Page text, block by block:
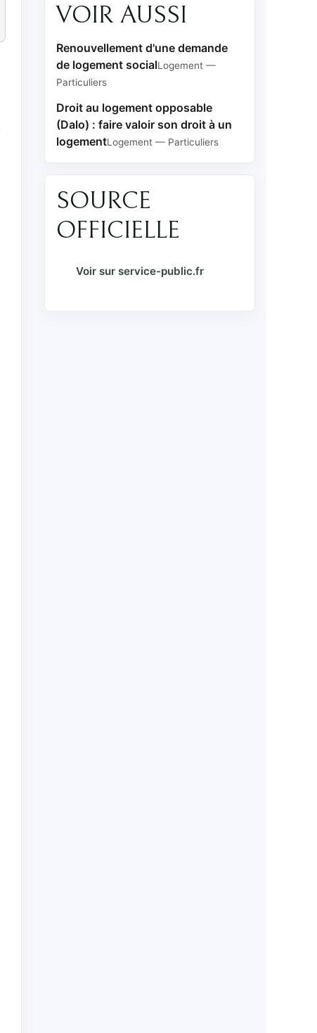
VOIR AUSSI
Renouvellement d'une demande
de logement socialLogement —
Particuliers
Droit au logement opposable
(Dalo) : faire valoir son droit à un
logementLogement — Particuliers
SOURCE
OFFICIELLE
Voir sur service-public.fr